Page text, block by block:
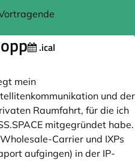
.ical
mein
und der
Raumfahrt, für die ich
mitgegründet habe.
Carrier und IXPs
aufgingen) in der IP-